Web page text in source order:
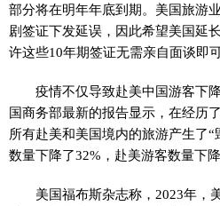
部分将在明年年底到期。美国旅游
剧签证下发延误，因此希望美国延
许这些10年期签证无需亲自面谈即可
疫情不仅导致赴美中国游客下
国商务部最新的报告显示，在经历
所有赴美和美国境内的旅游产生了
数量下降了32%，赴美游客数量下降
美国福布斯杂志称，2023年，